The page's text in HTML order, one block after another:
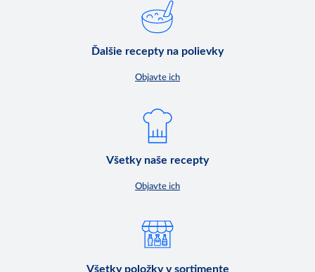
Ďalšie recepty na polievky
Objavte ich
Všetky naše recepty
Objavte ich
Všetky položky v sortimente